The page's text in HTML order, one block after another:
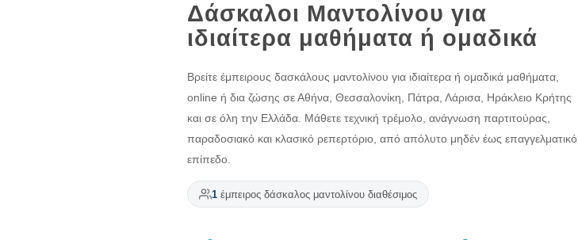
Δάσκαλοι Μαντολίνου για
ιδιαίτερα μαθήματα ή ομαδικά
Βρείτε έμπειρους δασκάλους μαντολίνου για ιδιαίτερα ή ομαδικά μαθήματα,
online ή δια ζώσης σε Αθήνα, Θεσσαλονίκη, Πάτρα, Λάρισα, Ηράκλειο Κρήτης
και σε όλη την Ελλάδα. Μάθετε τεχνική τρέμολο, ανάγνωση παρτιτούρας,
παραδοσιακό και κλασικό ρεπερτόριο, από απόλυτο μηδέν έως επαγγελματικό
επίπεδο.
1έμπειρος δάσκαλος μαντολίνου διαθέσιμος